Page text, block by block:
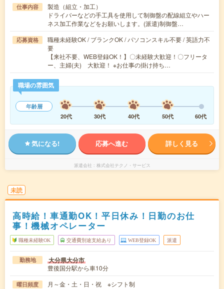
仕事内容
製造（組立・加工）
ドライバーなどの手工具を使用して制御盤の配線組立やハー
ネス加工作業などをお願いします。(派遣)制御盤…
応募資格
職種未経験OK / ブランクOK / パソコンスキル不要 / 英語力不
要
【来社不要、WEB登録OK！】〇未経験大歓迎！〇フリータ
ー、主婦(夫) 大歓迎！ ※お仕事の掛け持ち…
職場の雰囲気
年齢層
20代
30代 40代 50代 60代
気になる! 応募へ進む 詳しく見る
派遣会社 株式会社テクノ・サービス
未読
高時給！車通勤OK！平日休み！日勤のお仕
事！機械オペレーター
職種未経験OK 交通費別途支給あり WEB登録OK 派遣
勤務地 大分県大分市
豊後国分駅から車10分
曜日頻度 月～金・土・日・祝 ※シフト制